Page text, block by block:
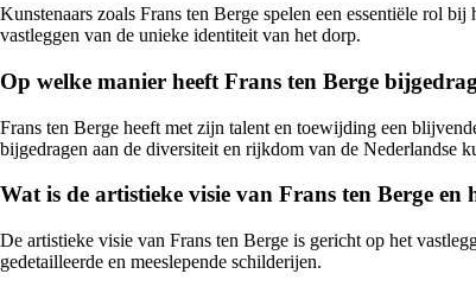
Kunstenaars zoals Frans ten Berge spelen een essentiële rol
vastleggen van de unieke identiteit van het dorp.
Op welke manier heeft Frans ten Berge
Frans ten Berge heeft met zijn talent en toewijding een
bijgedragen aan de diversiteit en rijkdom van de Nederlandse
Wat is de artistieke visie van Frans ten Berge
De artistieke visie van Frans ten Berge is gericht op het
gedetailleerde en meeslepende schilderijen.